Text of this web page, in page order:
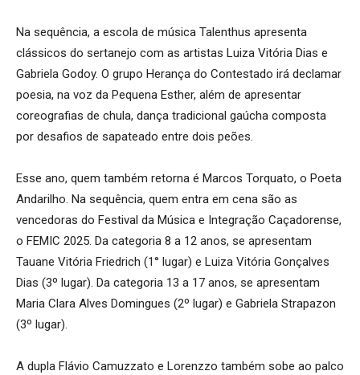
Na sequência, a escola de música Talenthus apresenta
clássicos do sertanejo com as artistas Luiza Vitória Dias e
Gabriela Godoy. O grupo Herança do Contestado irá declamar
poesia, na voz da Pequena Esther, além de apresentar
coreografias de chula, dança tradicional gaúcha composta
por desafios de sapateado entre dois peões.
Esse ano, quem também retorna é Marcos Torquato, o Poeta
Andarilho. Na sequência, quem entra em cena são as
vencedoras do Festival da Música e Integração Caçadorense,
o FEMIC 2025. Da categoria 8 a 12 anos, se apresentam
Tauane Vitória Friedrich (1° lugar) e Luiza Vitória Gonçalves
Dias (3º lugar). Da categoria 13 a 17 anos, se apresentam
Maria Clara Alves Domingues (2º lugar) e Gabriela Strapazon
(3º lugar).
A dupla Flávio Camuzzato e Lorenzzo também sobe ao palco